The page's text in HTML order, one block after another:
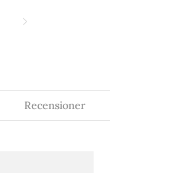
Recensioner